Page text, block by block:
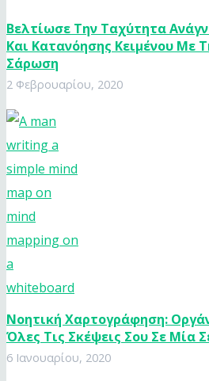
Βελτίωσε Την Ταχύτητα
Και Κατανόησης Κειμένου Με
Σάρωση
2 Φεβρουαρίου, 2020
Νοητική Χαρτογράφηση:
Όλες Τις Σκέψεις Σου Σε Μία
6 Ιανουαρίου, 2020